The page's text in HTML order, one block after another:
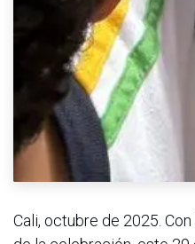
Cali, octubre de 2025.